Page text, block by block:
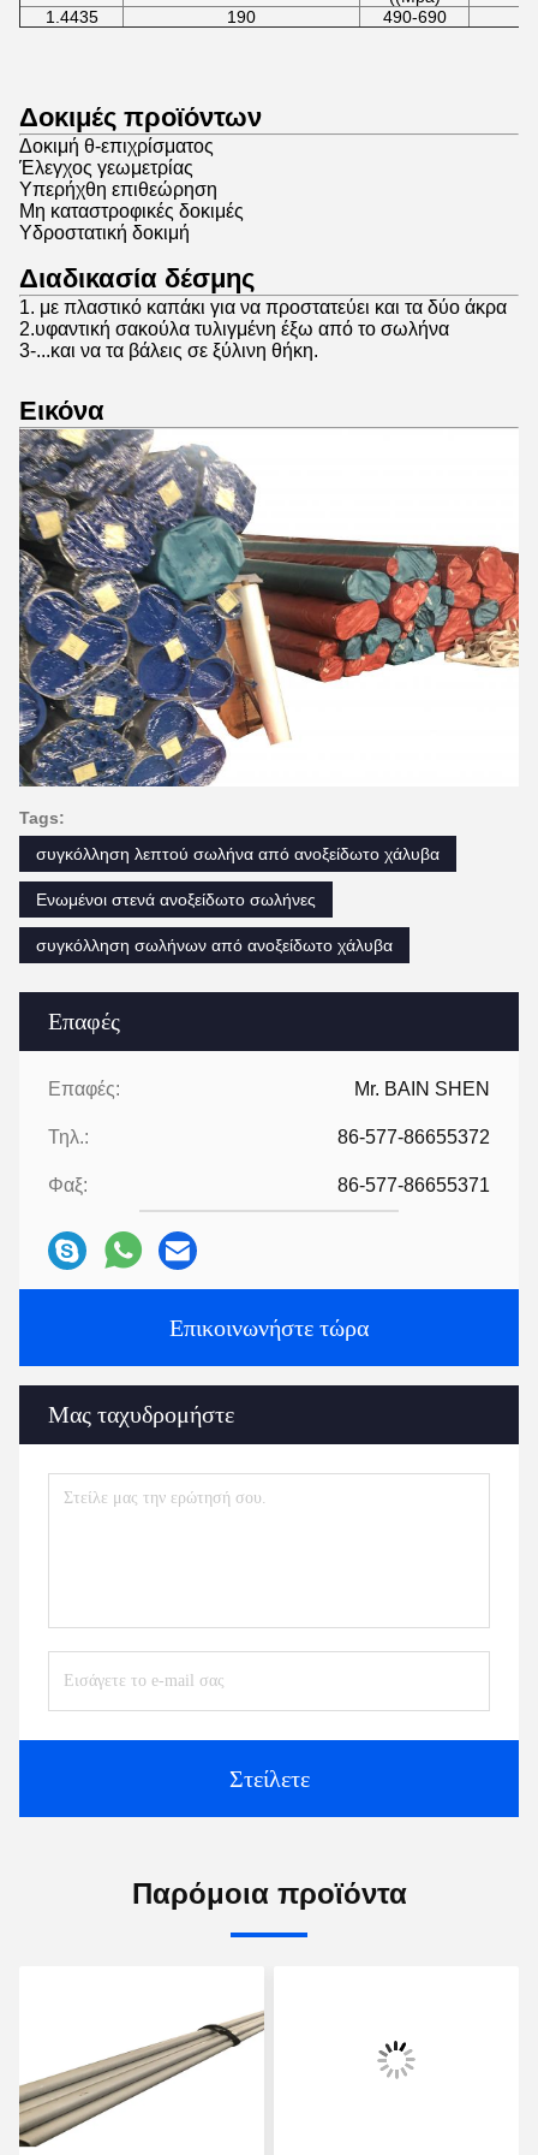
Επαφές
Επαφές: Mr. BAIN SHEN
Τηλ.: 86-577-86655372
Φαξ: 86-577-86655371
Επικοινωνήστε τώρα
Μας ταχυδρομήστε
Στείλετε
1.4435
190 490-690
Δοκιμές προϊόντων
Δοκιμή θ-επιχρίσματος
Έλεγχος γεωμετρίας
Υπερήχθη επιθεώρηση
Μη καταστροφικές δοκιμές
Υδροστατική δοκιμή
Διαδικασία δέσμης
1. με πλαστικό καπάκι για να προστατεύει και τα δύο άκρα
2.υφαντική σακούλα τυλιγμένη έξω από το σωλήνα
3-...και να τα βάλεις σε ξύλινη θήκη.
Εικόνα
Tags:
συγκόλληση λεπτού σωλήνα από ανοξείδωτο χάλυβα
Ενωμένοι στενά ανοξείδωτο σωλήνες
συγκόλληση σωλήνων από ανοξείδωτο χάλυβα
Παρόμοια προϊόντα